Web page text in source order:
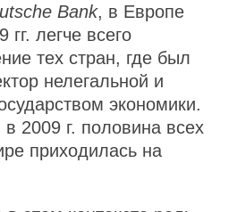
Bank, в Европе
гг. легче всего
тех стран, где был
нелегальной и
экономики.
2009 г. половина всех
приходилась на